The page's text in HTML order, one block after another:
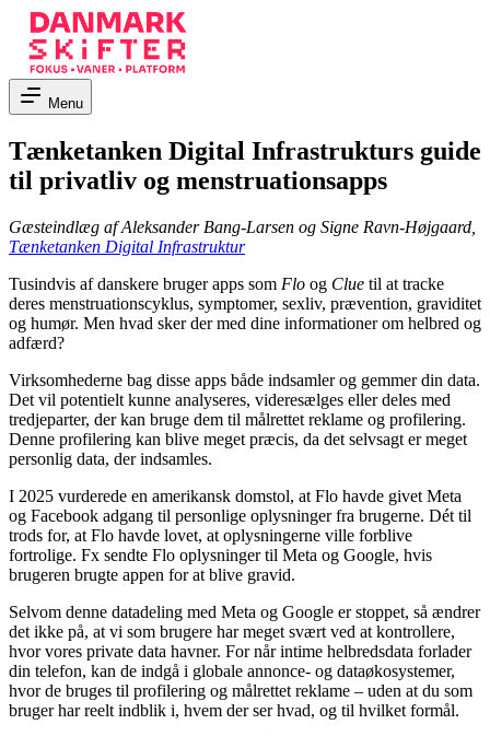
Menu
Tænketanken Digital Infrastrukturs guide
til privatliv og menstruationsapps
Gæsteindlæg af Aleksander Bang-Larsen og Signe Ravn-Højgaard,
Tænketanken Digital Infrastruktur
Tusindvis af danskere bruger apps som Flo og Clue til at tracke
deres menstruationscyklus, symptomer, sexliv, prævention, graviditet
og humør. Men hvad sker der med dine informationer om helbred og
adfærd?
Virksomhederne bag disse apps både indsamler og gemmer din data.
Det vil potentielt kunne analyseres, videresælges eller deles med
tredjeparter, der kan bruge dem til målrettet reklame og profilering.
Denne profilering kan blive meget præcis, da det selvsagt er meget
personlig data, der indsamles.
I 2025 vurderede en amerikansk domstol, at Flo havde givet Meta
og Facebook adgang til personlige oplysninger fra brugerne. Dét til
trods for, at Flo havde lovet, at oplysningerne ville forblive
fortrolige. Fx sendte Flo oplysninger til Meta og Google, hvis
brugeren brugte appen for at blive gravid.
Selvom denne datadeling med Meta og Google er stoppet, så ændrer
det ikke på, at vi som brugere har meget svært ved at kontrollere,
hvor vores private data havner. For når intime helbredsdata forlader
din telefon, kan de indgå i globale annonce- og dataøkosystemer,
hvor de bruges til profilering og målrettet reklame – uden at du som
bruger har reelt indblik i, hvem der ser hvad, og til hvilket formål.